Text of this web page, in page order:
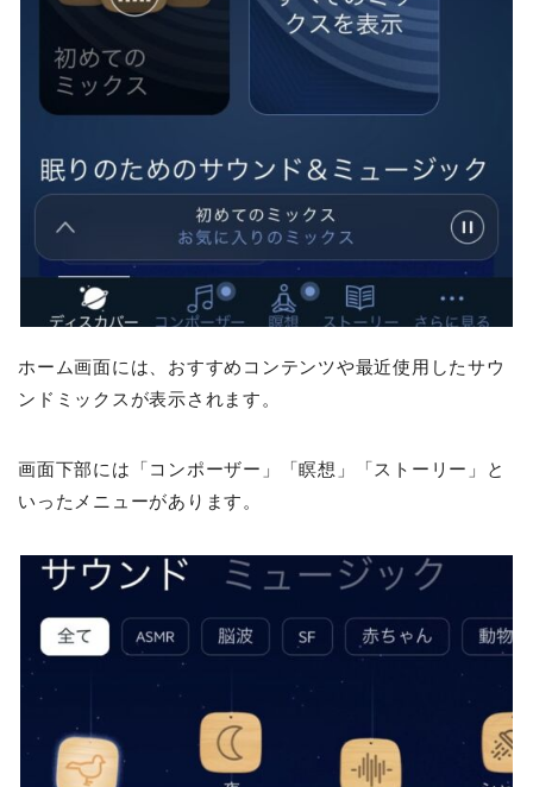
ホーム画面には、おすすめコンテンツや最近使用したサウ
ンドミックスが表示されます。
画面下部には「コンポーザー」「瞑想」「ストーリー」と
いったメニューがあります。